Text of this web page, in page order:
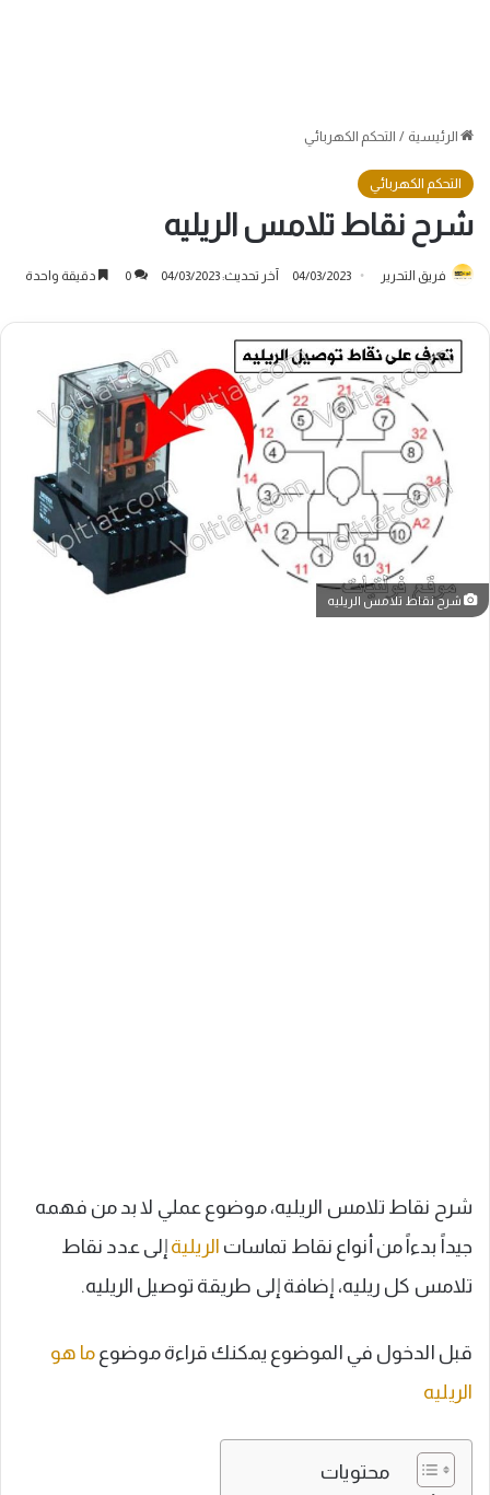
الرئيسية / التحكم الكهربائي
التحكم الكهربائي
شرح نقاط تلامس الريليه
فريق التحرير 04/03/2023 آخر تحديث: 04/03/2023 0 دقيقة واحدة
شرح نقاط تلامس الريليه
شرح نقاط تلامس الريليه، موضوع عملي لا بد من فهمه
جيداً بدءاً من أنواع نقاط تماسات الريلية إلى عدد نقاط
تلامس كل ريليه، إضافة إلى طريقة توصيل الريليه.
قبل الدخول في الموضوع يمكنك قراءة موضوع ما هو
الريليه
محتويات